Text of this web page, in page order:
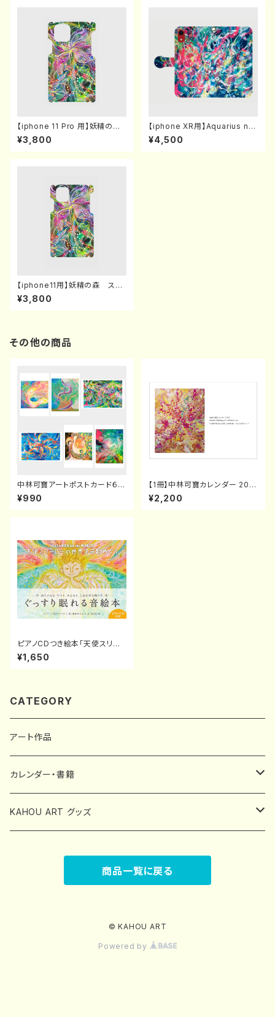
【iphone 11 Pro 用】妖精の
森 スマホケース
¥3,800
【iphone XR用】Aquarius ne
w moon energy
¥4,500
【iphone11用】妖精の森 スマ
ホケース
¥3,800
その他の商品
中林可寶アートポストカード６種
類セット
¥990
【1冊】中林可寶カレンダー 202
5 “HOPE FROM INNER UNIV
ERSE 〜内なる希望の光〜"
¥2,200
ピアノCDつき絵本「天使スリー
ピーの世界子守歌めぐり」（発
行：日本文芸社）
¥1,650
CATEGORY
アート作品
カレンダー・書籍
中林可寶カレンダー
KAHOU ART グッズ
商品一覧に戻る
© KAHOU ART
Powered by